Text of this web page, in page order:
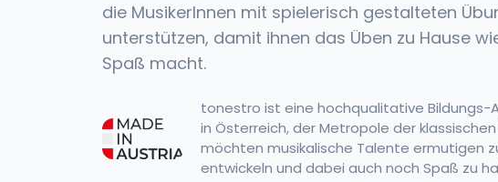
die MusikerInnen mit spielerisch gestalteten
unterstützen, damit ihnen das Üben zu Hause
Spaß macht.
tonestro ist eine hochqualitative Bildungs-
in Österreich, der Metropole der klassischen
möchten musikalische Talente ermutigen
entwickeln und dabei auch noch Spaß zu